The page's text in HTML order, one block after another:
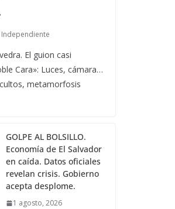
Independiente
El guion casi
Cara»: Luces, cámara…
metamorfosis
GOLPE AL BOLSILLO.
Economía de El Salvador
en caída. Datos oficiales
revelan crisis. Gobierno
acepta desplome.
1 agosto, 2026